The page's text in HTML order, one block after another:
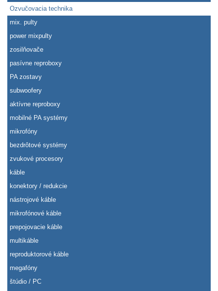
Ozvučovacia technika
mix. pulty
power mixpulty
zosilňovače
pasívne reproboxy
PA zostavy
subwoofery
aktívne reproboxy
mobilné PA systémy
mikrofóny
bezdrôtové systémy
zvukové procesory
káble
konektory / redukcie
nástrojové káble
mikrofónové káble
prepojovacie káble
multikáble
reproduktorové káble
megafóny
štúdio / PC